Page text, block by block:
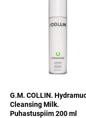
G.M. COLLIN.
Cleansing Milk.
Puhastuspiim 200 ml